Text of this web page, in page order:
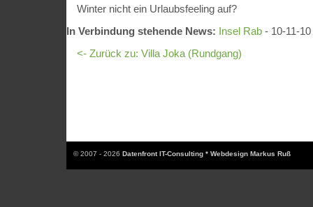
Winter nicht ein Urlaubsfeeling auf?
In Verbindung stehende News: Insel Rab - 10-11-
<- Zurück zu: Villa Joka (Rundgang)
© 2007 - 2026 Datenfront IT-Consulting * Webdesign Markus Ruß